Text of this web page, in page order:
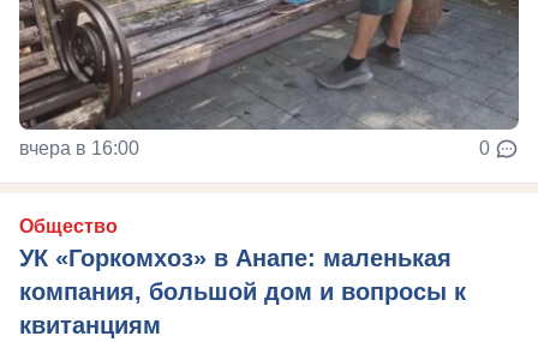
вчера в 16:00 0
Общество
УК «Горкомхоз» в Анапе: маленькая
компания, большой дом и вопросы к
квитанциям